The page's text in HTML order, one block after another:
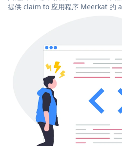
提供 claim to 应用程序 Meerkat 的